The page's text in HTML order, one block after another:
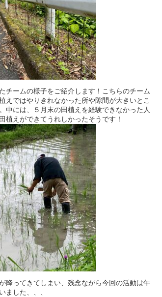
チームの様子をご紹介します！こちらのチーム
えではやりきれなかった所や隙間が大きいとこ
中には、５月末の田植えを経験できなかった人
植えができてうれしかったそうです！
降ってきてしまい、残念ながら今回の活動は午
ました、、、